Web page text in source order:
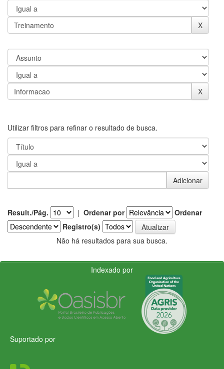
Utilizar filtros para refinar o resultado de busca.
Result./Pág. | Ordenar por
Ordenar
Registro(s)
Não há resultados para sua busca.
Indexado por
Suportado por